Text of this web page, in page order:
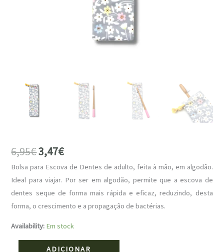
6,95€3,47€
Bolsa para Escova de Dentes de adulto, feita à mão, em algodão.
Ideal para viajar. Por ser em algodão, permite que a escova de
dentes seque de forma mais rápida e eficaz, reduzindo, desta
forma, o crescimento e a propagação de bactérias.
Availability: Em stock
ADICIONAR